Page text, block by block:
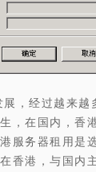
展，经过越来越
，在国内，香
服务器租用是
香港，与国内